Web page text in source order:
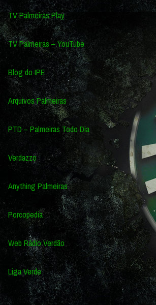
TV Palmeiras Play
TV Palmeiras – YouTube
Blog do IPE
Arquivos Palmeiras
PTD – Palmeiras Todo Dia
Verdazzo
Anything Palmeiras
Porcopedia
Web Rádio Verdão
Liga Verde